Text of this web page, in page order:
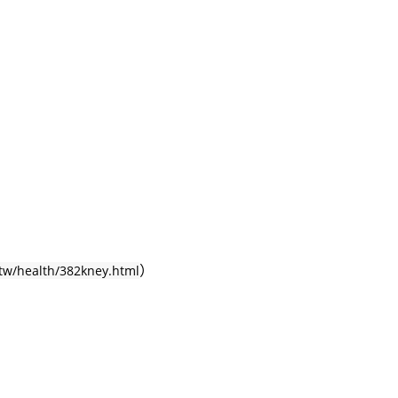
health/382kney.html）